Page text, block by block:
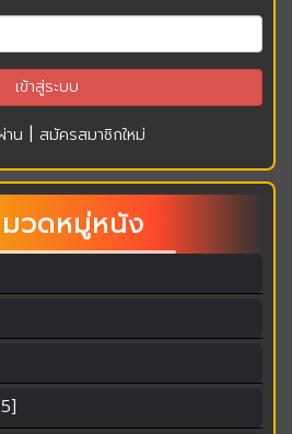
าน | สมัครสมาชิกใหม่
วดหมู่หนัง